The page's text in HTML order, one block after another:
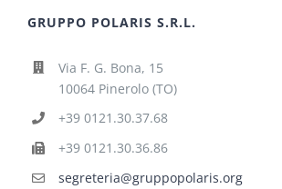
GRUPPO POLARIS S.R.L.
Via F. G. Bona, 15
10064 Pinerolo (TO)
+39 0121.30.37.68
+39 0121.30.36.86
segreteria@gruppopolaris.org